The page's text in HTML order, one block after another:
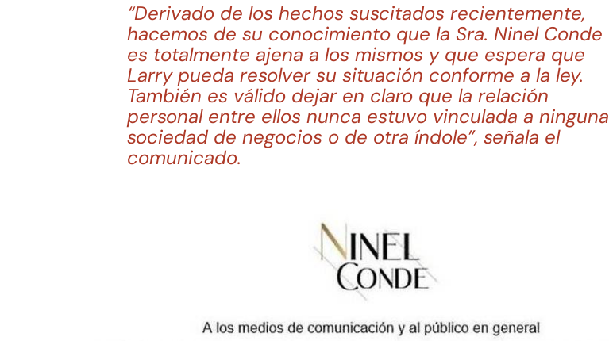
“Derivado de los hechos suscitados recientemente,
hacemos de su conocimiento que la Sra. Ninel Conde
es totalmente ajena a los mismos y que espera que
Larry pueda resolver su situación conforme a la ley.
También es válido dejar en claro que la relación
personal entre ellos nunca estuvo vinculada a ninguna
sociedad de negocios o de otra índole”, señala el
comunicado.